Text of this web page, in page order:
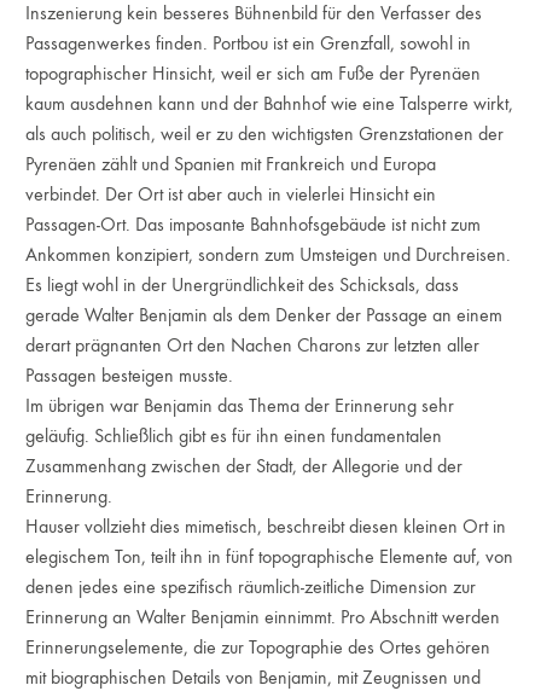
Inszenierung kein besseres Bühnenbild für den Verfasser des
Passagenwerkes finden. Portbou ist ein Grenzfall, sowohl in
topographischer Hinsicht, weil er sich am Fuße der Pyrenäen
kaum ausdehnen kann und der Bahnhof wie eine Talsperre wirkt,
als auch politisch, weil er zu den wichtigsten Grenzstationen der
Pyrenäen zählt und Spanien mit Frankreich und Europa
verbindet. Der Ort ist aber auch in vielerlei Hinsicht ein
Passagen-Ort. Das imposante Bahnhofsgebäude ist nicht zum
Ankommen konzipiert, sondern zum Umsteigen und Durchreisen.
Es liegt wohl in der Unergründlichkeit des Schicksals, dass
gerade Walter Benjamin als dem Denker der Passage an einem
derart prägnanten Ort den Nachen Charons zur letzten aller
Passagen besteigen musste.
Im übrigen war Benjamin das Thema der Erinnerung sehr
geläufig. Schließlich gibt es für ihn einen fundamentalen
Zusammenhang zwischen der Stadt, der Allegorie und der
Erinnerung.
Hauser vollzieht dies mimetisch, beschreibt diesen kleinen Ort in
elegischem Ton, teilt ihn in fünf topographische Elemente auf, von
denen jedes eine spezifisch räumlich-zeitliche Dimension zur
Erinnerung an Walter Benjamin einnimmt. Pro Abschnitt werden
Erinnerungselemente, die zur Topographie des Ortes gehören
mit biographischen Details von Benjamin, mit Zeugnissen und